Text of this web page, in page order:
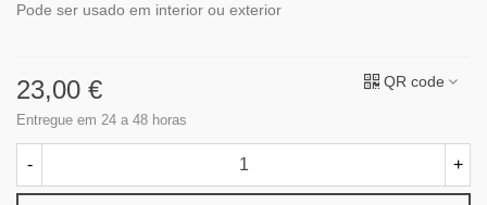
Pode ser usado em interior ou exterior
23,00 €
Entregue em 24 a 48 horas
QR code
- +